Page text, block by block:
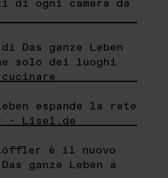
di ogni camera da
di Das ganze Leben
solo dei luoghi
espande la rete
- Lisel.de
löffler è il nuovo
ganze Leben a